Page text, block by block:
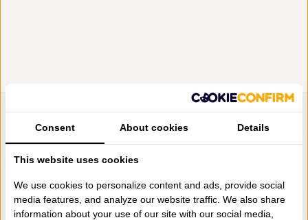
LIENSLINNENWINKEL.NL
VRAGEN? BEL DAN
+31 (0) 575 511817
NIEUWSBRIEF
Consent About cookies Details
This website uses cookies
We use cookies to personalize content and ads, provide social
media features, and analyze our website traffic. We also share
information about your use of our site with our social media,